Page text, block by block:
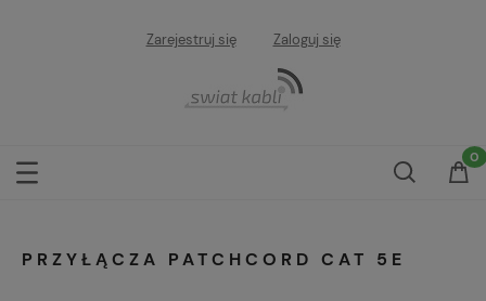
Zarejestruj się Zaloguj się
PRZYŁĄCZA PATCHCORD CAT 5E